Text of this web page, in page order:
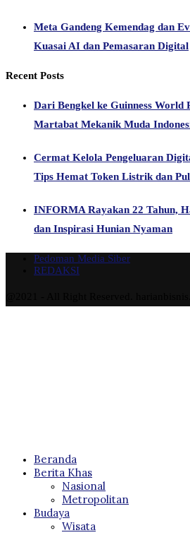
Meta Gandeng Kemendag dan
Kuasai AI dan Pemasaran Digital
Recent Posts
Dari Bengkel ke Guinness World
Martabat Mekanik Muda
Cermat Kelola Pengeluaran
Tips Hemat Token Listrik dan
INFORMA Rayakan 22 Tahun,
dan Inspirasi Hunian Nyaman
Pedoman Media Siber
REDAKSI
Beranda
Berita Khas
Nasional
Metropolitan
Budaya
Wisata